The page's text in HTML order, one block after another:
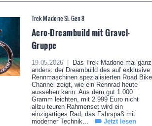
Trek Madone SL Gen 8
Aero-Dreambuild mit Gravel-
Gruppe
19.05.2026 |
Das Trek Madone mal ganz
anders: der Dreambuild des auf exklusive
Rennmaschinen spezialisierten Road Bike
Channel zeigt, wie ein Rennrad heute
aussehen kann. Aus dem gut 1.000
Gramm leichten, mit 2.999 Euro nicht
allzu teuren Rahmenset wird ein
einzigartiges Rad, das Fahrspaß mit
moderner Technik...
Jetzt lesen